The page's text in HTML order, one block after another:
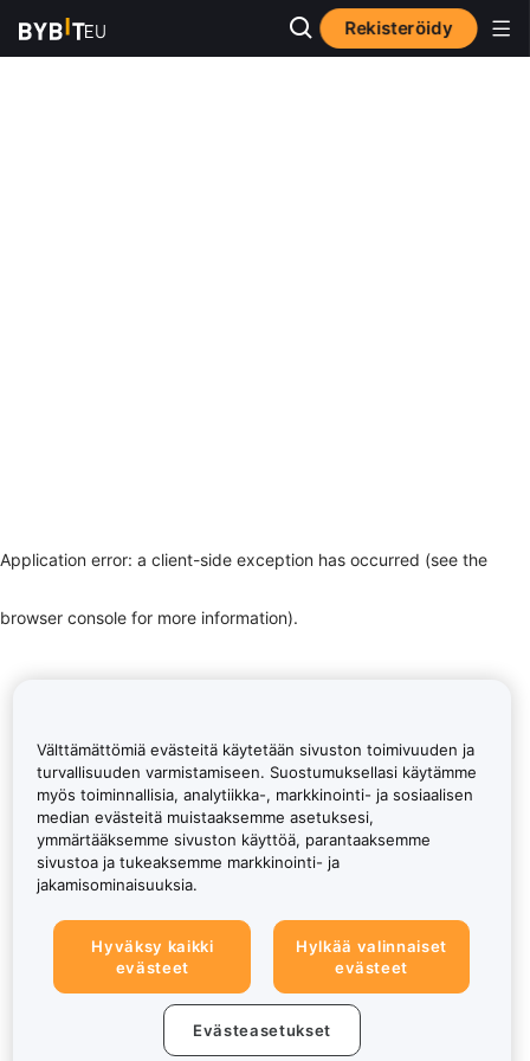
Rekisteröidy
Application error: a client-side exception has occurred (see the
browser console for more information).
Välttämättömiä evästeitä käytetään sivuston toimivuuden ja
turvallisuuden varmistamiseen. Suostumuksellasi käytämme
myös toiminnallisia, analytiikka-, markkinointi- ja sosiaalisen
median evästeitä muistaaksemme asetuksesi,
ymmärtääksemme sivuston käyttöä, parantaaksemme
sivustoa ja tukeaksemme markkinointi- ja
jakamisominaisuuksia.
Hyväksy kaikki
evästeet
Hylkää valinnaiset
evästeet
Evästeasetukset